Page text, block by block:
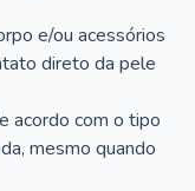
e/ou acessórios
direto da pele
acordo com o tipo
mesmo quando